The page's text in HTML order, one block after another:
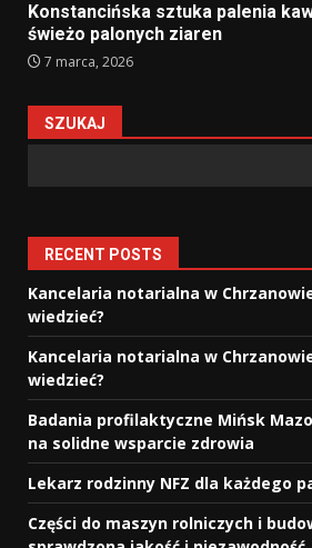
Konstancińska sztuka palenia
świeżo palonych ziaren
7 marca, 2026
SZUKAJ
RECENT POSTS
Kancelaria notarialna w
wiedzieć?
Kancelaria notarialna w
wiedzieć?
Badania profilaktyczne Mińsk
na solidne wsparcie zdrowia
Lekarz rodzinny NFZ dla każdego
Części do maszyn rolniczych i